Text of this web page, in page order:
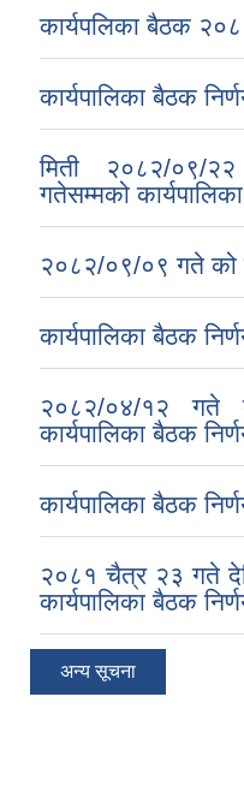
कार्यपलिका बैठक
कार्यपालिका बैठक
मिती २०८२/०९/
गतेसम्मको
२०८२/०९/०९ गते को
कार्यपालिका बैठक
२०८२/०४/१२ गते
कार्यपालिका बैठक
कार्यपालिका बैठक
२०८१ चैत्र २३ गते
कार्यपालिका बैठक
अन्य सूचना